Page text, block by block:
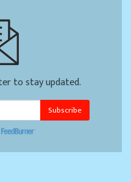
to stay updated.
Subscribe